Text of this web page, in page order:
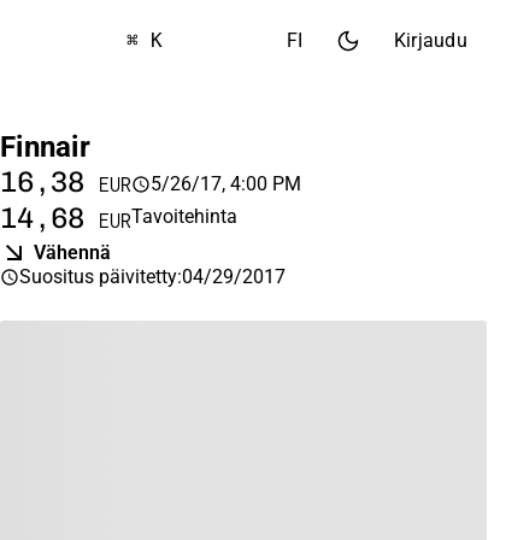
⌘ K FI Kirjaudu
Finnair
16,38 EUR 5/26/17, 4:00 PM
14,68 EURTavoitehinta
Vähennä
Suositus päivitetty:04/29/2017